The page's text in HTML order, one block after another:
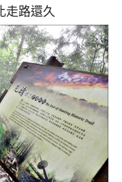
走路還久